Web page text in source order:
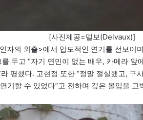
[사진제공=델보(Delvaux)]
자의 외출>에서 압도적인 연기를 선보이
두고 “자기 연민이 없는 배우, 카메라 앞
평했다. 고현정 또한 “정말 절실했고, 구
기할 수 있었다”고 전하며 깊은 몰입을 고